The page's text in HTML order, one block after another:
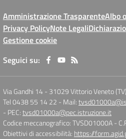
Amministrazione TrasparenteAlbo
Privacy PolicyNote Legali
Gestione cookie
Seguici su:
Via Gandhi 14 - 31029 Vittorio Veneto (TV)
Tel 0438 55 14 22 - Mail:
- PEC:tvsd01000a@pec.istruzione.it
Codice meccanografico: TVSD01000A-
Obiettivi di accessibilità: https://